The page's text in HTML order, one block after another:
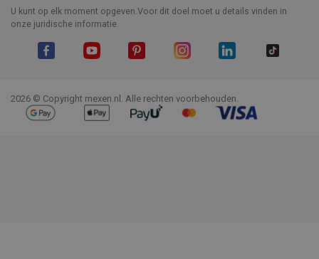
U kunt op elk moment opgeven.Voor dit doel moet u details vinden in
onze juridische informatie.
2026 © Copyright mexen.nl. Alle rechten voorbehouden.